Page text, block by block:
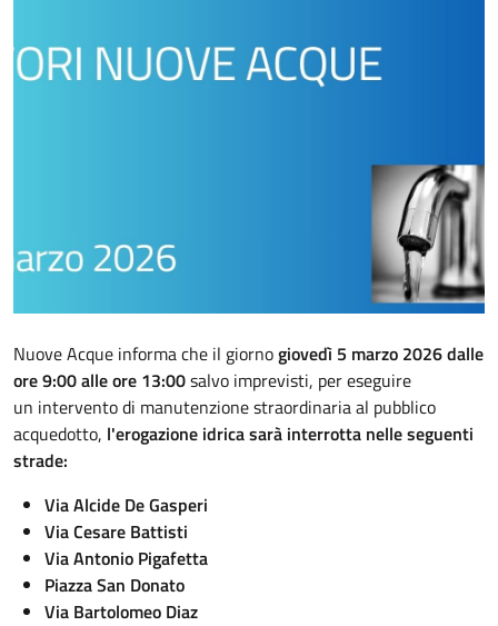
Descrizione
Nuove Acque informa che il giornogiovedì 5 marzo 2026 dalle
ore 9:00 alle ore 13:00salvo imprevisti, per eseguire
un intervento di manutenzione straordinaria al pubblico
acquedotto, l'erogazione idrica sarà interrotta nelle seguenti
strade:
Via Alcide De Gasperi
Via Cesare Battisti
Via Antonio Pigafetta
Piazza San Donato
Via Bartolomeo Diaz